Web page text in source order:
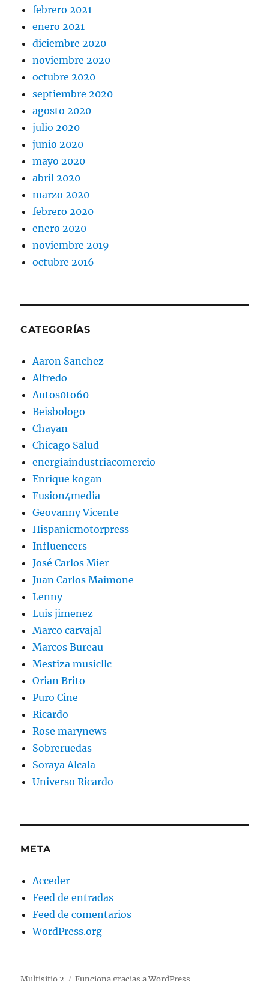
febrero 2021
enero 2021
diciembre 2020
noviembre 2020
octubre 2020
septiembre 2020
agosto 2020
julio 2020
junio 2020
mayo 2020
abril 2020
marzo 2020
febrero 2020
enero 2020
noviembre 2019
octubre 2016
CATEGORÍAS
Aaron Sanchez
Alfredo
Autos0to60
Beisbologo
Chayan
Chicago Salud
energiaindustriacomercio
Enrique kogan
Fusion4media
Geovanny Vicente
Hispanicmotorpress
Influencers
José Carlos Mier
Juan Carlos Maimone
Lenny
Luis jimenez
Marco carvajal
Marcos Bureau
Mestiza musicllc
Orian Brito
Puro Cine
Ricardo
Rose marynews
Sobreruedas
Soraya Alcala
Universo Ricardo
META
Acceder
Feed de entradas
Feed de comentarios
WordPress.org